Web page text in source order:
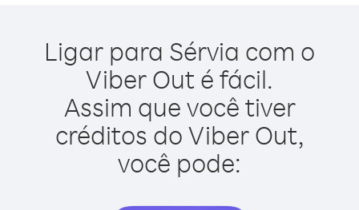
Ligar para Sérvia com o
Viber Out é fácil.
Assim que você tiver
créditos do Viber Out,
você pode: